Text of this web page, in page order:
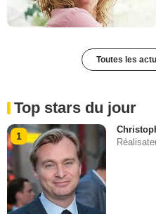
Toutes les
Top stars du jour
1